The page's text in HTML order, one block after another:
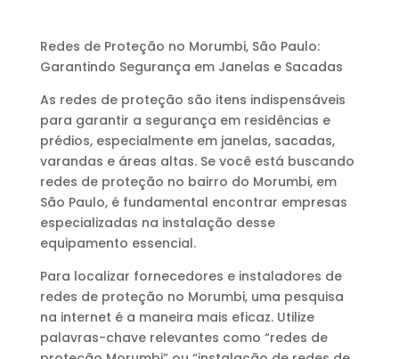
Redes de Proteção no Morumbi, São Paulo:
Garantindo Segurança em Janelas e Sacadas
As redes de proteção são itens indispensáveis ​​
para garantir a segurança em residências e
prédios, especialmente em janelas, sacadas,
varandas e áreas altas. Se você está buscando
redes de proteção no bairro do Morumbi, em
São Paulo, é fundamental encontrar empresas
especializadas na instalação desse
equipamento essencial.
Para localizar fornecedores e instaladores de
redes de proteção no Morumbi, uma pesquisa
na internet é a maneira mais eficaz. Utilize
palavras-chave relevantes como “redes de